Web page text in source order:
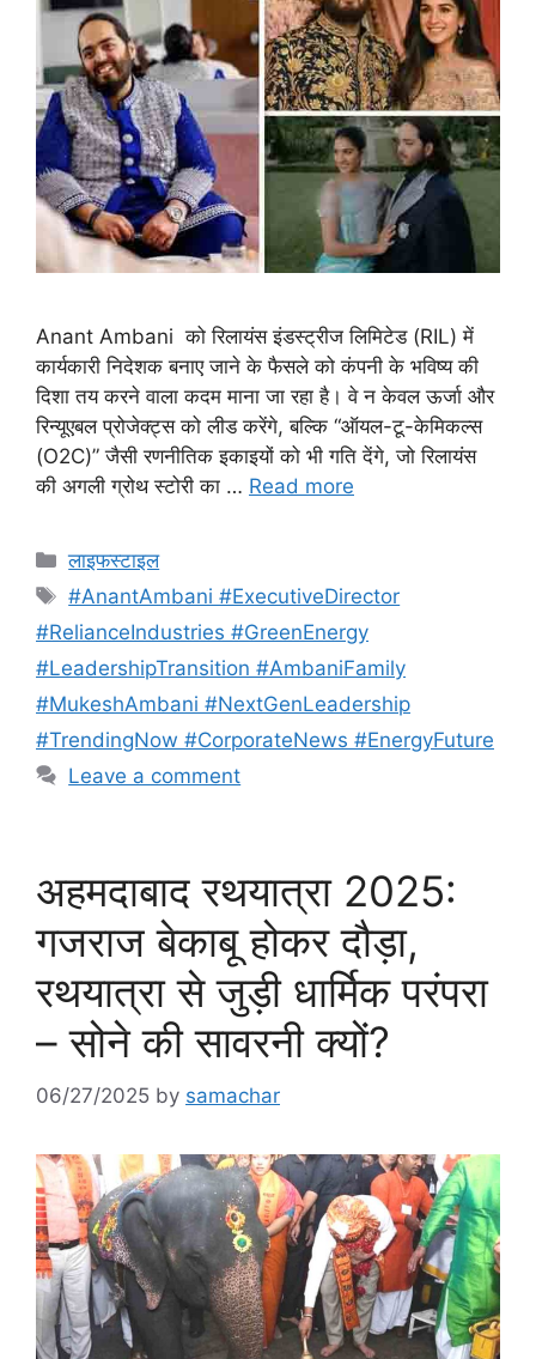
Anant Ambani को रिलायंस इंडस्ट्रीज लिमिटेड (RIL) में
कार्यकारी निदेशक बनाए जाने के फैसले को कंपनी के भविष्य की
दिशा तय करने वाला कदम माना जा रहा है। वे न केवल ऊर्जा और
रिन्यूएबल प्रोजेक्ट्स को लीड करेंगे, बल्कि “ऑयल-टू-केमिकल्स
(O2C)” जैसी रणनीतिक इकाइयों को भी गति देंगे, जो रिलायंस
की अगली ग्रोथ स्टोरी का … Read more
Categories
लाइफस्टाइल
Tags
#AnantAmbani #ExecutiveDirector
#RelianceIndustries #GreenEnergy
#LeadershipTransition #AmbaniFamily
#MukeshAmbani #NextGenLeadership
#TrendingNow #CorporateNews #EnergyFuture
Leave a comment
अहमदाबाद रथयात्रा 2025:
गजराज बेकाबू होकर दौड़ा,
रथयात्रा से जुड़ी धार्मिक परंपरा
– सोने की सावरनी क्यों?
06/27/2025 by samachar